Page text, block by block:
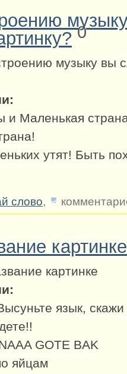
0
музыку вы
и Маленькая
утят! Быть
слово,
картинке
картинке
язык,
GOTE BAK
яйцам